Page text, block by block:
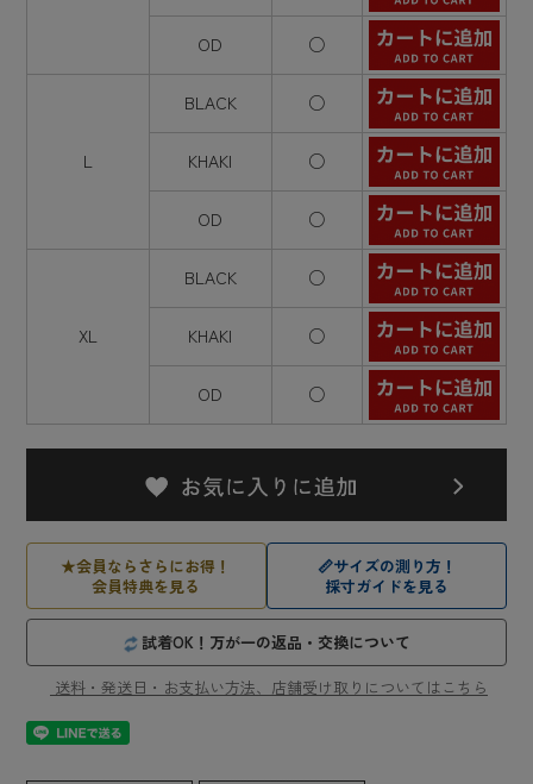
OD ○
L
BLACK ○
KHAKI ○
OD ○
XL
BLACK ○
KHAKI ○
OD ○
★会員ならさらにお得！
会員特典を見る
📏サイズの測り方！
採寸ガイドを見る
試着OK！万が一の返品・交換について
送料・発送日・お支払い方法、店舗受け取りについてはこちら